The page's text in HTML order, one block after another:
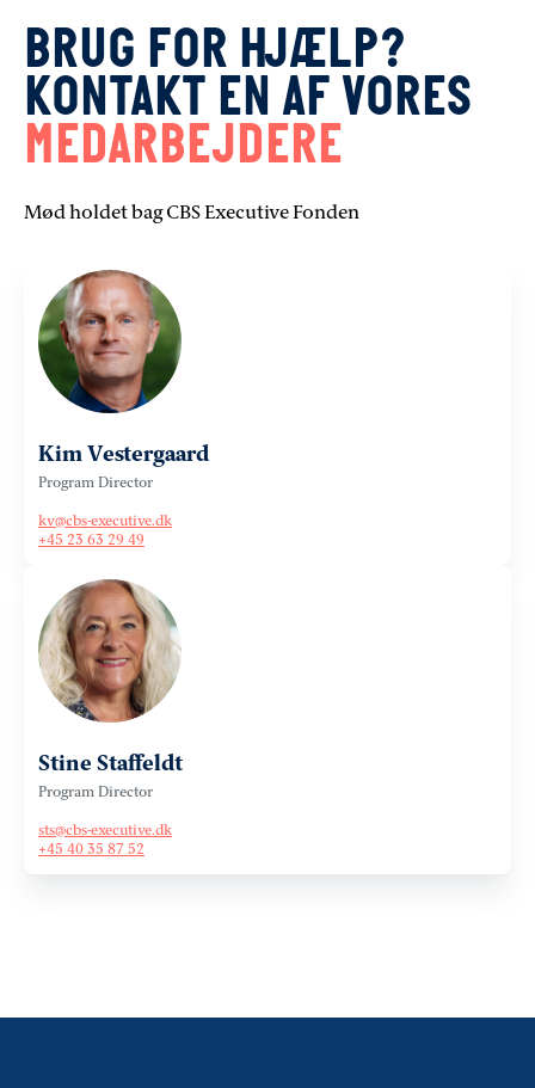
BRUG FOR HJÆLP?
KONTAKT EN AF VORES
MEDARBEJDERE
Mød holdet bag CBS Executive Fonden
Kim Vestergaard
Program Director
kv@cbs-executive.dk
+45 23 63 29 49
Stine Staffeldt
Program Director
sts@cbs-executive.dk
+45 40 35 87 52